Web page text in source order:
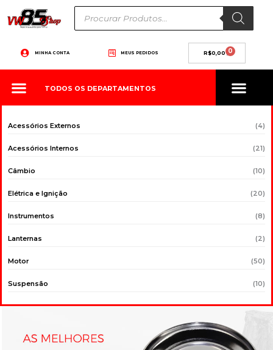
para
Pesquisar
produtos
MINHA CONTA MEUS PEDIDOS R$0,00 0
Carrinho
TODOS OS DEPARTAMENTOS
Acessórios Externos (4)
Acessórios Internos (21)
Câmbio (10)
Elétrica e Ignição (20)
Instrumentos (8)
Lanternas (2)
Motor (50)
Suspensão (10)